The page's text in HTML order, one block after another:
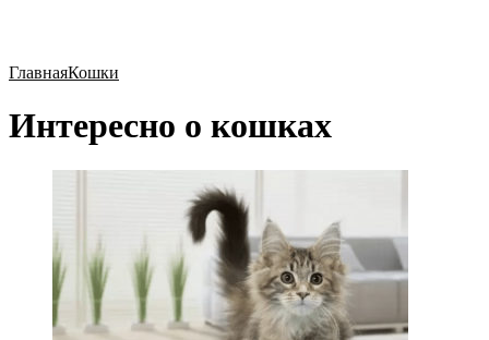
ГлавнаяКошки
Интересно о кошках